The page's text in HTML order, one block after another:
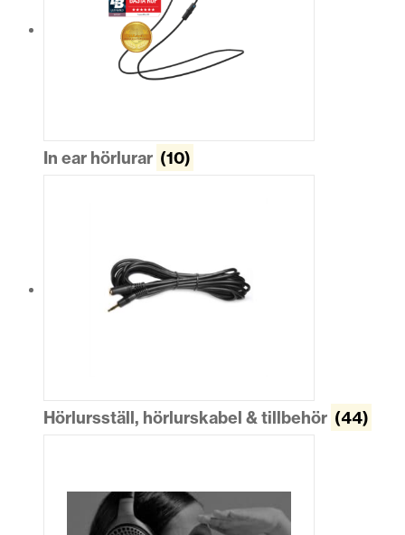
In ear hörlurar (10)
Hörlursställ, hörlurskabel & tillbehör (44)